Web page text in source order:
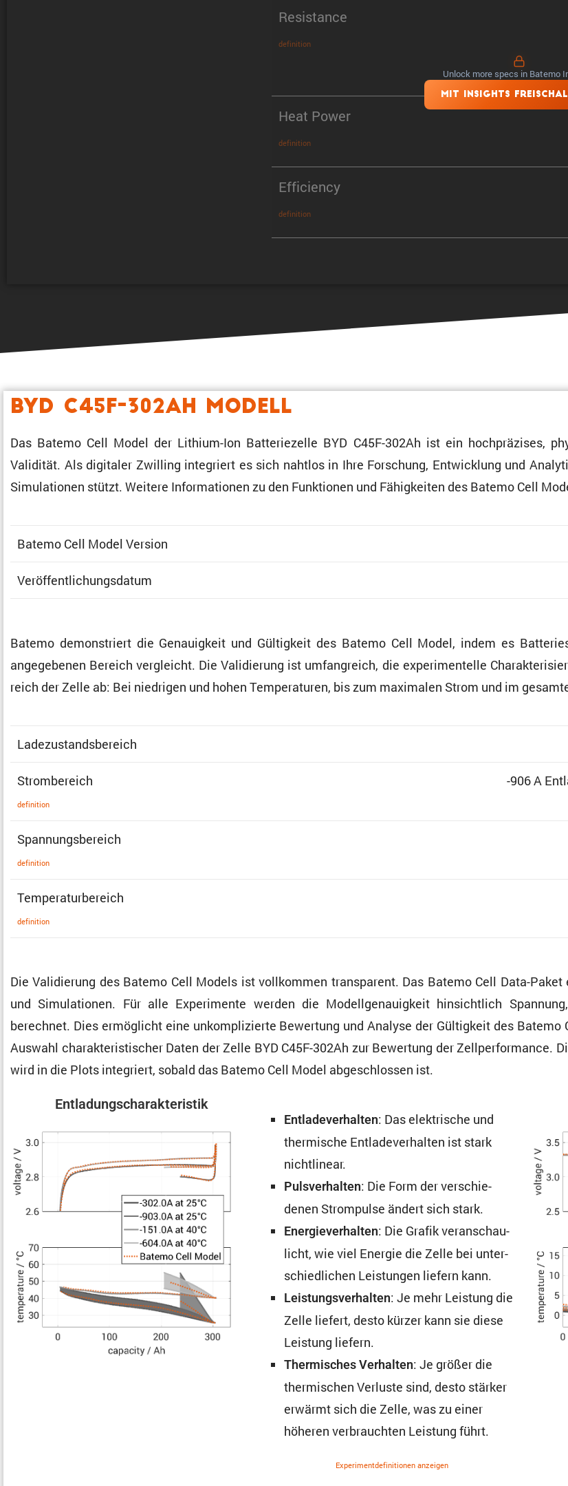
Resistance
definition
Heat Power
definition
Efficiency
definition
Unlock more specs in Batemo
MIT INSIGHTS
BYD C45F-302Ah Modell
Das Batemo Cell Model der Lithium-Ion Batte­rie­zelle BYD C45F-302Ah ist ein hochprä­zises,
Validität. Als digitaler Zwilling integriert es sich nahtlos in Ihre Forschung, Entwick­lung und
Simula­tionen stützt. Weitere Infor­ma­tionen zu den Funktionen und Fähig­keiten des Batemo Cell
Batemo Cell Model Version
Veröf­fent­li­chungs­datum
Batemo demons­triert die Genau­ig­keit und Gültig­keit des Batemo Cell Model, indem es
angege­benen Bereich vergleicht. Die Validie­rung ist umfang­reich, die experi­men­telle
reich der Zelle ab: Bei niedrigen und hohen Tempe­ra­turen, bis zum maximalen Strom und im
Ladezu­stands­be­reich
Strom­be­reich
defini­tion
-906 A
Spannungs­be­reich
defini­tion
Tempe­ra­tur­be­reich
defini­tion
Die Validie­rung des Batemo Cell Models ist vollkommen trans­pa­rent. Das Batemo Cell Data-
und Simula­tionen. Für alle Experi­mente werden die Modell­ge­nau­ig­keit hinsicht­lich
berechnet. Dies ermög­licht eine unkom­pli­zierte Bewer­tung und Analyse der Gültig­keit des Batemo
Auswahl charak­te­ris­ti­scher Daten der Zelle BYD C45F-302Ah zur Bewer­tung der Zellper­for­mance.
wird in die Plots integriert, sobald das Batemo Cell Model abgeschlossen ist.
Entla­dungs­cha­rak­te­ristik
Entla­de­ver­halten: Das elektri­sche und
thermi­sche Entla­de­ver­halten ist stark
nichtlinear.
Pulsver­halten: Die Form der verschie­
denen Strom­pulse ändert sich stark.
Energie­ver­halten: Die Grafik veran­schau­
licht, wie viel Energie die Zelle bei unter­
schied­li­chen Leistungen liefern kann.
Leistungs­ver­halten: Je mehr Leistung die
Zelle liefert, desto kürzer kann sie diese
Leistung liefern.
Thermi­sches Verhalten: Je größer die
thermi­schen Verluste sind, desto stärker
erwärmt sich die Zelle, was zu einer
höheren verbrauchten Leistung führt.
Experi­ment­de­fi­ni­tionen anzeigen